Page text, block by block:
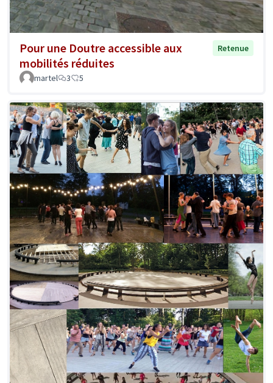
Pour une Doutre accessible aux
mobilités réduites
Retenue
martel 3 5